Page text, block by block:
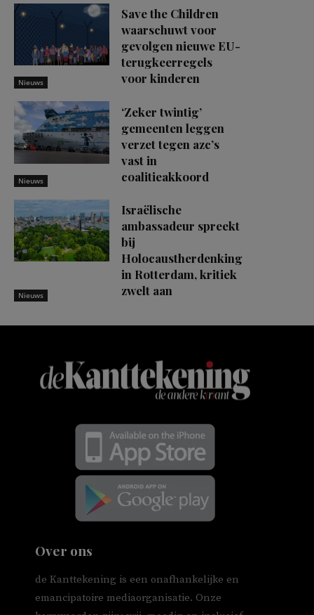
Nieuws
Save the Children
waarschuwt voor
gevolgen nieuwe EU-
terugkeerregels
voor kinderen
Nieuws
‘Zeker twintig’
gemeenten leggen
verzet tegen azc’s
vast in
coalitieakkoord
Nieuws
Israëlische
ambassadeur spreekt
bij
Holocaustherdenking
in Rotterdam, kritiek
zwelt aan
Over ons
de Kanttekening is een onafhankelijke en
emancipatoire mediaorganisatie. Onze